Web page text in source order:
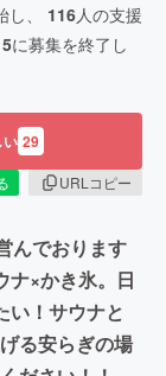
し、 116人の支援
に募集を終了し
い 29
URLコピー
んでおります
ナ×かき氷。日
い！サウナと
る安らぎの場